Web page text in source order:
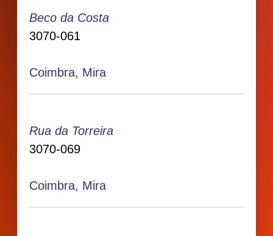
Beco da Costa
3070-061
Coimbra, Mira
Rua da Torreira
3070-069
Coimbra, Mira